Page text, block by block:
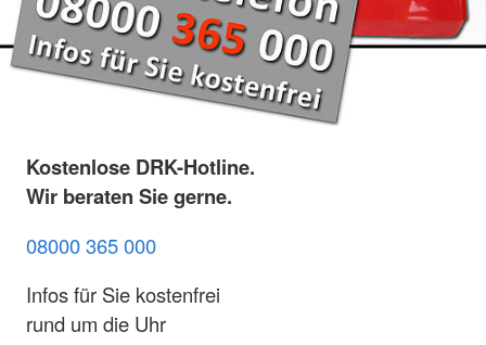
Kostenlose DRK-Hotline.
Wir beraten Sie gerne.
08000 365 000
Infos für Sie kostenfrei
rund um die Uhr